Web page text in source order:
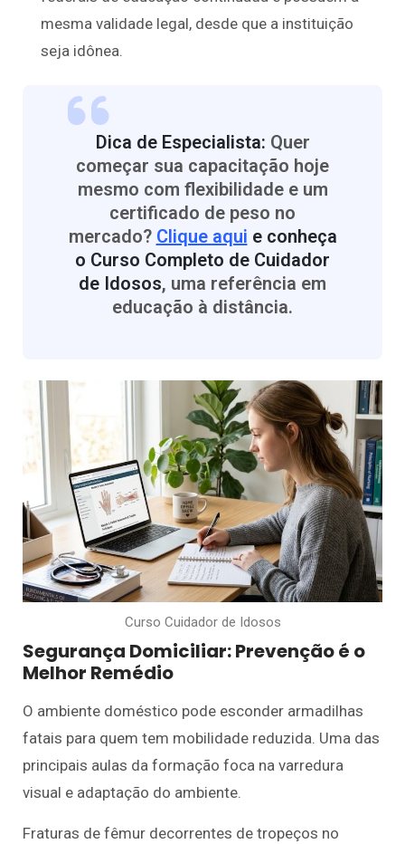
mesma validade legal, desde que a instituição
seja idônea.
Dica de Especialista: Quer
começar sua capacitação hoje
mesmo com flexibilidade e um
certificado de peso no
mercado? Clique aqui e conheça
o Curso Completo de Cuidador
de Idosos, uma referência em
educação à distância.
Curso Cuidador de Idosos
Segurança Domiciliar: Prevenção é o
Melhor Remédio
O ambiente doméstico pode esconder armadilhas
fatais para quem tem mobilidade reduzida. Uma das
principais aulas da formação foca na varredura
visual e adaptação do ambiente.
Fraturas de fêmur decorrentes de tropeços no